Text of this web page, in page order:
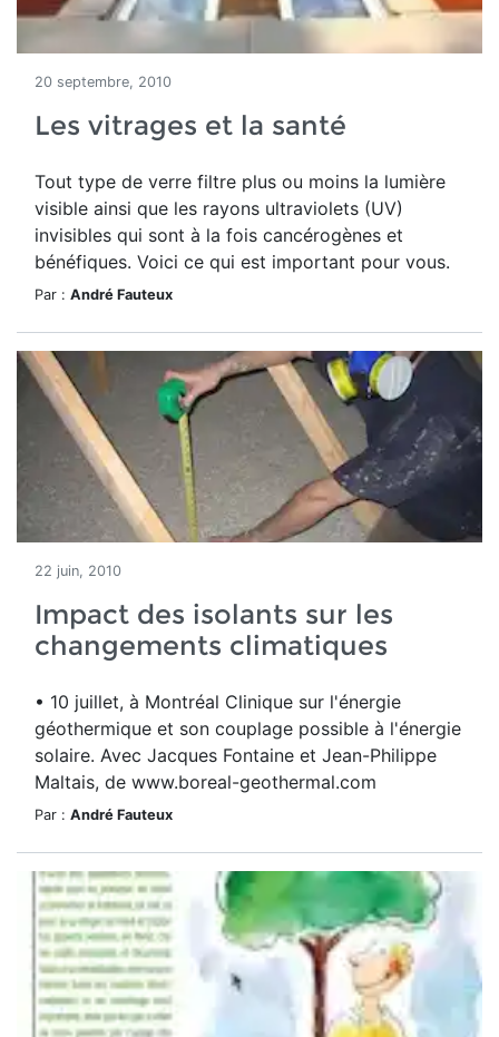
20 septembre, 2010
Les vitrages et la santé
Tout type de verre filtre plus ou moins la lumière
visible ainsi que les rayons ultraviolets (UV)
invisibles qui sont à la fois cancérogènes et
bénéfiques. Voici ce qui est important pour vous.
Par : André Fauteux
22 juin, 2010
Impact des isolants sur les
changements climatiques
• 10 juillet, à Montréal Clinique sur l'énergie
géothermique et son couplage possible à l'énergie
solaire. Avec Jacques Fontaine et Jean-Philippe
Maltais, de www.boreal-geothermal.com
Par : André Fauteux